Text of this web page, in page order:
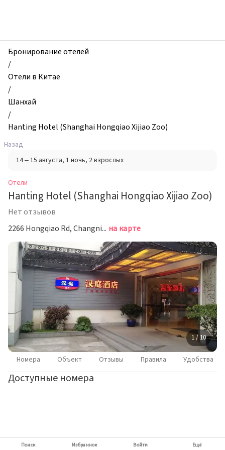
Hanting
Hotel
(Shanghai
Hongqiao
Xijiao
Zoo),
Шанхай,
Китай
Бронирование отелей
/
Отели в Китае
/
Шанхай
/
Hanting Hotel (Shanghai Hongqiao Xijiao Zoo)
Назад
14 – 15 августа, 1 ночь, 2 взрослых
Отели
Hanting Hotel (Shanghai Hongqiao Xijiao Zoo)
Нет отзывов
2266 Hongqiao Rd, Changning Qu, Shanghai Shi, China, 200233, Шанхай на карте
1 / 10
Номера Объект Отзывы Правила Удобства
Доступные номера
Поиск Избранное Войти Ещё